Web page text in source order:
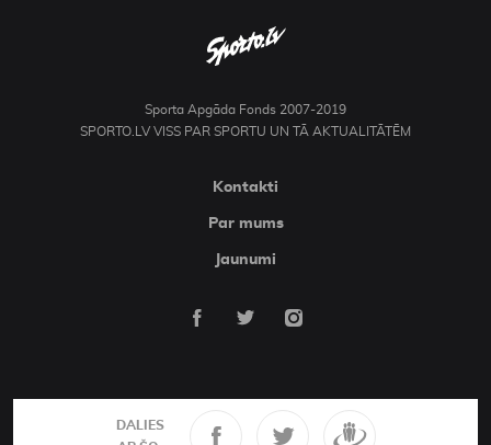
DALIES
Sporta Apgāda Fonds 2007-2019
SPORTO.LV VISS PAR SPORTU UN TĀ AKTUALITĀTĒM
Kontakti
Par mums
Jaunumi